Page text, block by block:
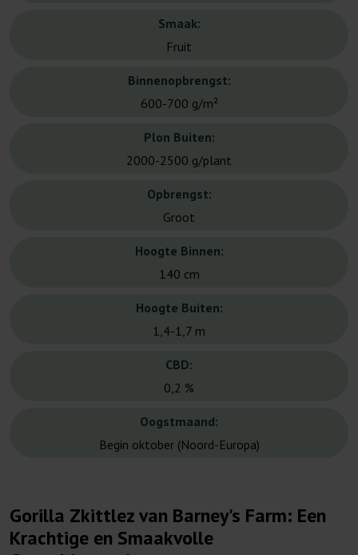
Smaak:
Fruit
Binnenopbrengst:
600-700 g/m²
Plon Buiten:
2000-2500 g/plant
Opbrengst:
Groot
Hoogte Binnen:
140 cm
Hoogte Buiten:
1,4-1,7 m
CBD:
0,2 %
Oogstmaand:
Begin oktober (Noord-Europa)
Gorilla Zkittlez van Barney's Farm: Een
Krachtige en Smaakvolle